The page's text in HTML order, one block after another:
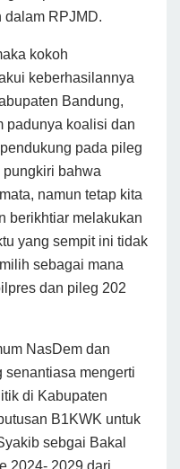
dalam RPJMD.
kokoh
keberhasilannya
Bandung,
padunya koalisi dan
pada pileg
bahwa
namun tetap kita
berikhtiar melakukan
yang sempit ini tidak
sebagai mana
dan pileg 202
NasDem dan
senantiasa mengerti
di Kabupaten
B1KWK untuk
sebgai Bakal
2024- 2029 dari